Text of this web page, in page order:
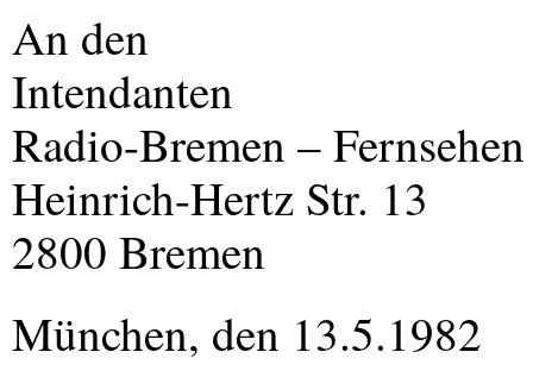
An den
Intendanten
Radio-Bremen – Fernsehen
Heinrich-Hertz Str. 13
2800 Bremen
München, den 13.5.1982